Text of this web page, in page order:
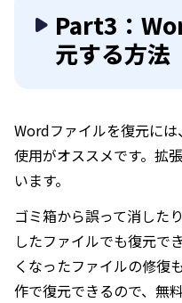
Part3：
元する方法
Wordファイルを復元に
使用がオススメです。拡
います。
ゴミ箱から誤って消した
したファイルでも復元で
くなったファイルの修復
作で復元できるので、無